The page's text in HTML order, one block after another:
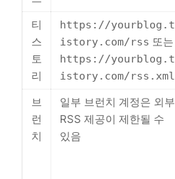
티
스
토
리
https://yourblog.t
istory.com/rss 또는
https://yourblog.t
istory.com/rss.xml
브
런
치
일부 브런치 계정은 외부
RSS 제공이 제한될 수
있음